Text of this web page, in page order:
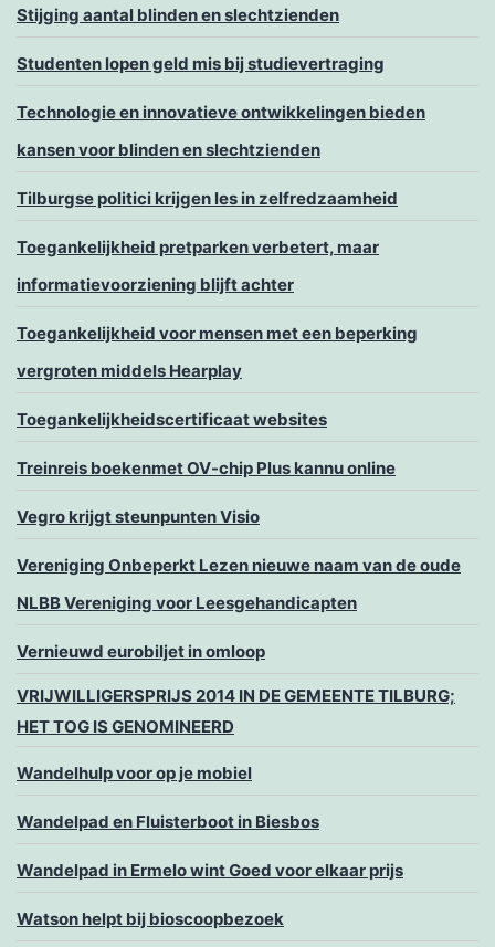
Stijging aantal blinden en slechtzienden
Studenten lopen geld mis bij studievertraging
Technologie en innovatieve ontwikkelingen bieden
kansen voor blinden en slechtzienden
Tilburgse politici krijgen les in zelfredzaamheid
Toegankelijkheid pretparken verbetert, maar
informatievoorziening blijft achter
Toegankelijkheid voor mensen met een beperking
vergroten middels Hearplay
Toegankelijkheidscertificaat websites
Treinreis boekenmet OV-chip Plus kannu online
Vegro krijgt steunpunten Visio
Vereniging Onbeperkt Lezen nieuwe naam van de oude
NLBB Vereniging voor Leesgehandicapten
Vernieuwd eurobiljet in omloop
VRIJWILLIGERSPRIJS 2014 IN DE GEMEENTE TILBURG;
HET TOG IS GENOMINEERD
Wandelhulp voor op je mobiel
Wandelpad en Fluisterboot in Biesbos
Wandelpad in Ermelo wint Goed voor elkaar prijs
Watson helpt bij bioscoopbezoek